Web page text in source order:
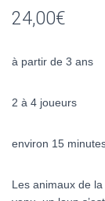
24,00€
à partir de 3 ans
2 à 4 joueurs
environ 15
Les animaux de